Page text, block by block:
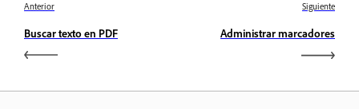
Anterior
Buscar texto en PDF
Siguiente
Administrar marcadores